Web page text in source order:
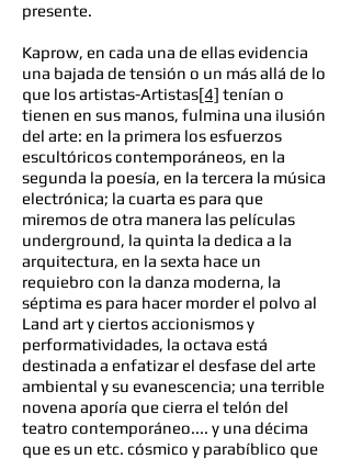
presente.
Kaprow, en cada una de ellas evidencia
una bajada de tensión o un más allá de lo
que los artistas-Artistas[4] tenían o
tienen en sus manos, fulmina una ilusión
del arte: en la primera los esfuerzos
escultóricos contemporáneos, en la
segunda la poesía, en la tercera la música
electrónica; la cuarta es para que
miremos de otra manera las películas
underground, la quinta la dedica a la
arquitectura, en la sexta hace un
requiebro con la danza moderna, la
séptima es para hacer morder el polvo al
Land art y ciertos accionismos y
performatividades, la octava está
destinada a enfatizar el desfase del arte
ambiental y su evanescencia; una terrible
novena aporía que cierra el telón del
teatro contemporáneo.... y una décima
que es un etc. cósmico y parabíblico que